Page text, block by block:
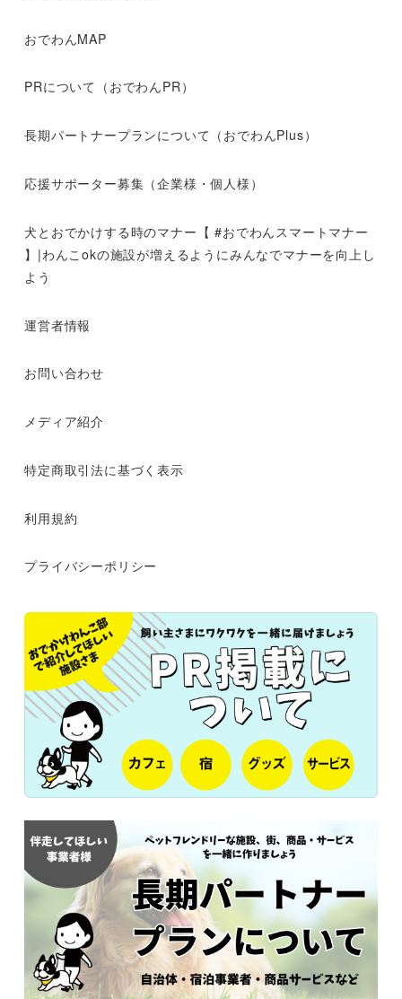
おでわんMAP
PRについて（おでわんPR）
長期パートナープランについて（おでわんPlus）
応援サポーター募集（企業様・個人様）
犬とおでかけする時のマナー【 #おでわんスマートマナー
】|わんこokの施設が増えるようにみんなでマナーを向上し
よう
運営者情報
お問い合わせ
メディア紹介
特定商取引法に基づく表示
利用規約
プライバシーポリシー